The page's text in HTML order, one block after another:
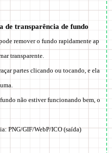
de transparência de fundo
remover o fundo rapidamente ap
transparente.
partes clicando ou tocando, e ela
não estiver funcionando bem, o
PNG/GIF/WebP/ICO (saída)